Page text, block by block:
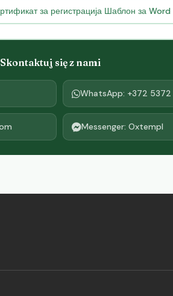
за регистрација Шаблон за Word
się z nami
WhatsApp: +372 5372
Messenger: Oxtempl